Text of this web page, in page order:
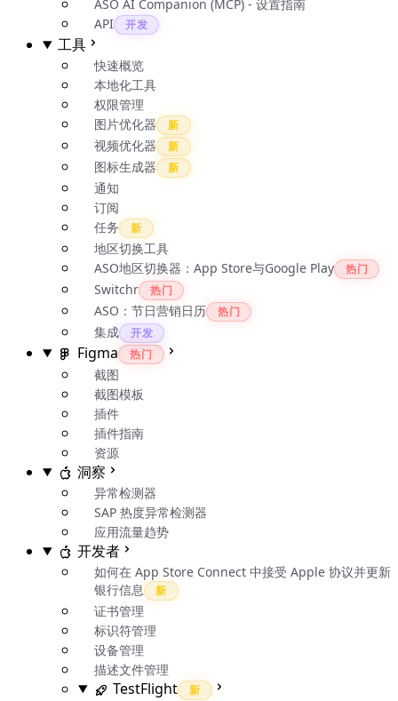
ASO AI Companion (MCP) - 设置指南
API
开发
工具
快速概览
本地化工具
权限管理
图片优化器
新
视频优化器 新
图标生成器 新
通知
订阅
任务
新
地区切换工具
ASO地区切换器：App Store与Google Play
热门
Switchr 热门
ASO：节日营销日历 热门
集成 开发
Figma 热门
截图
截图模板
插件
插件指南
资源
洞察
异常检测器
SAP 热度异常检测器
应用流量趋势
开发者
如何在 App Store Connect 中接受 Apple 协议并更新
银行信息
新
证书管理
标识符管理
设备管理
描述文件管理
TestFlight 新